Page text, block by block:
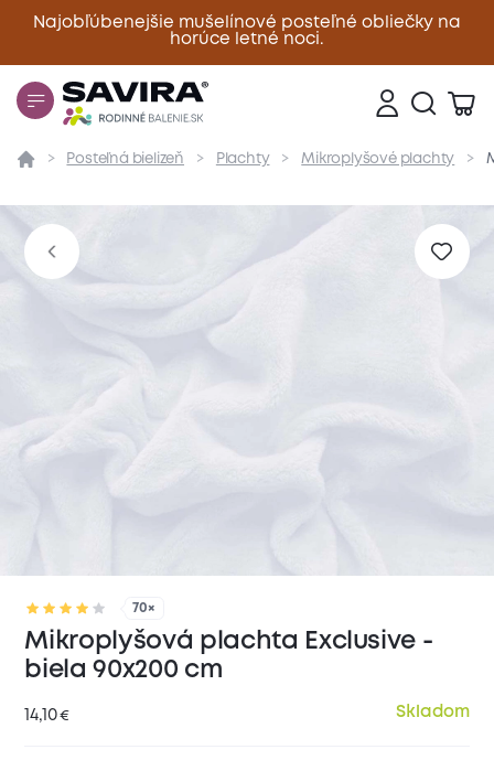
Najobľúbenejšie mušelínové posteľné obliečky na
horúce letné noci.
Zavrieť
Prehľad Parametre Popis produktu
Posteľná bielizeň Plachty Mikroplyšové plachty
70×
Mikroplyšová plachta Exclusive -
biela 90x200 cm
14,10€ Skladom